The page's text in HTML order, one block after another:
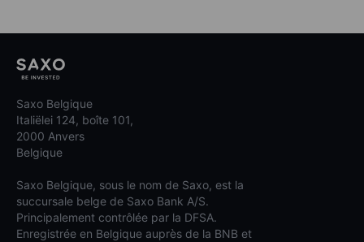
Saxo Belgique
Italiëlei 124, boîte 101,
2000 Anvers
Belgique
Saxo Belgique, sous le nom de Saxo, est la
succursale belge de Saxo Bank A/S.
Principalement contrôlée par la DFSA.
Enregistrée en Belgique auprès de la BNB et